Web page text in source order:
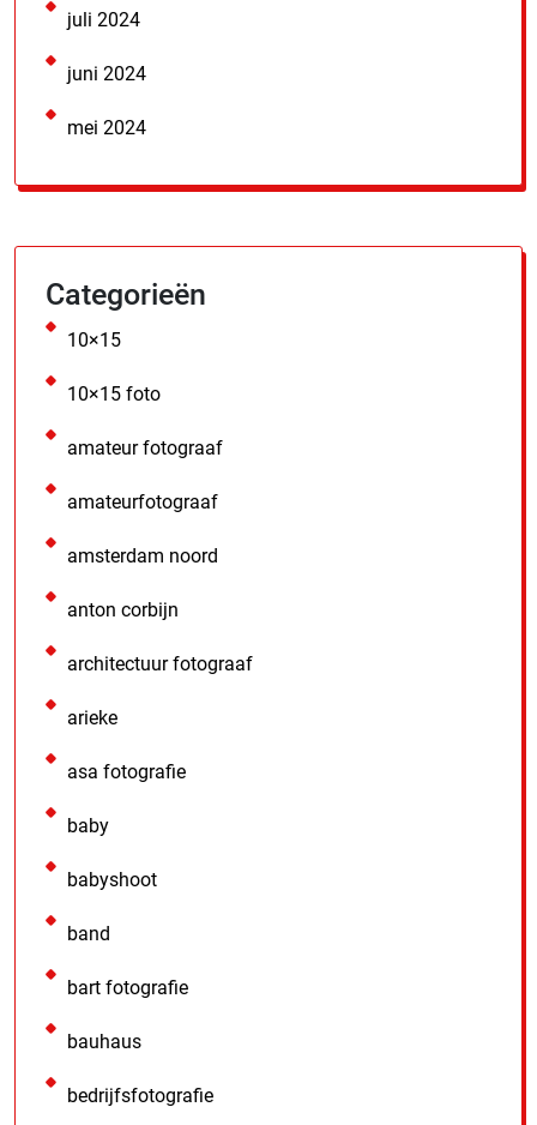
juli 2024
juni 2024
mei 2024
Categorieën
10×15
10×15 foto
amateur fotograaf
amateurfotograaf
amsterdam noord
anton corbijn
architectuur fotograaf
arieke
asa fotografie
baby
babyshoot
band
bart fotografie
bauhaus
bedrijfsfotografie